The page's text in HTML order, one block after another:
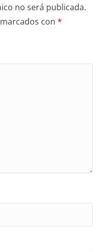
no será publicada.
con *